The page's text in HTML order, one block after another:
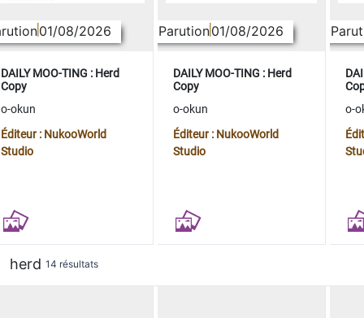
01/08/2026
DAILY MOO-TING : Herd
Copy
o-okun
Éditeur : NukooWorld
Studio
Parution01/08/2026
DAILY MOO-TING : Herd
Copy
o-okun
Éditeur : NukooWorld
Studio
o-
herd 14 résultats